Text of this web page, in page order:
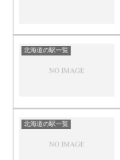
北海道の駅一覧
北海道の駅一覧